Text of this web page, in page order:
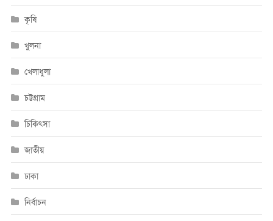
কৃষি
খুলনা
খেলাধুলা
চট্টগ্রাম
চিকিৎসা
জাতীয়
ঢাকা
নির্বাচন